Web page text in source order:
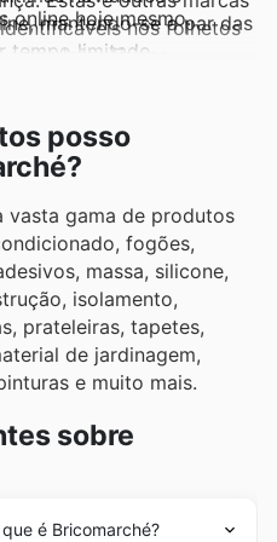
nos folhetos
nas lojas físicas,
por promoções
mantendo-se a par das
tempo limitado.
online hoje mesmo.
posso
vasta gama de produtos
fogões,
massa, silicone,
isolamento,
prateleiras, tapetes,
de jardinagem,
e muito mais.
sobre
é Bricomarché?